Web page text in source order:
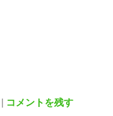
| コメントを残す